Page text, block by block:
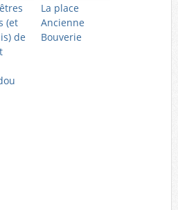
(et
de
La place
Ancienne
Bouverie